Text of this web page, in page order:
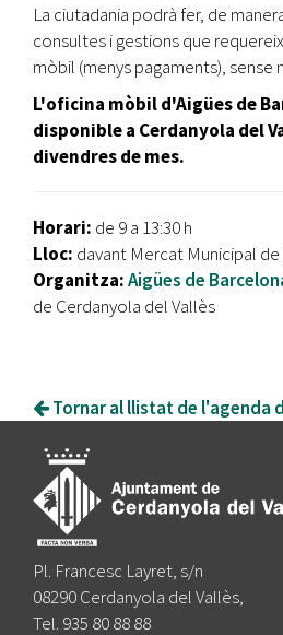
La ciutadania podrà fer, de
consultes i gestions que
mòbil (menys pagaments), sense
L'oficina mòbil d'Aigües de
disponible a Cerdanyola del
divendres de mes.
Horari: de 9 a 13:30 h
Lloc: davant Mercat Municipal
Organitza:Aigües de
de Cerdanyola del Vallès
Tornar al llistat de l'agenda
Pl. Francesc Layret, s/n
08290 Cerdanyola del Vallès,
Tel. 935 80 88 88